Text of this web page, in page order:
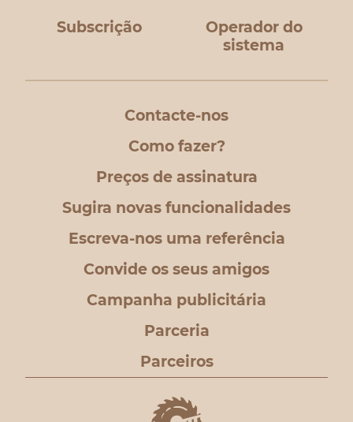
Subscrição
Operador do
sistema
Contacte-nos
Como fazer?
Preços de assinatura
Sugira novas funcionalidades
Escreva-nos uma referência
Convide os seus amigos
Campanha publicitária
Parceria
Parceiros